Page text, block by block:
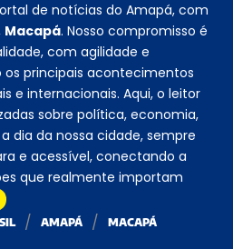
de notícias do Amapá, com
Macapá. Nosso compromisso é
com agilidade e
os principais acontecimentos
e internacionais. Aqui, o leitor
sobre política, economia,
dia da nossa cidade, sempre
e acessível, conectando a
que realmente importam
AMAPÁ MACAPÁ